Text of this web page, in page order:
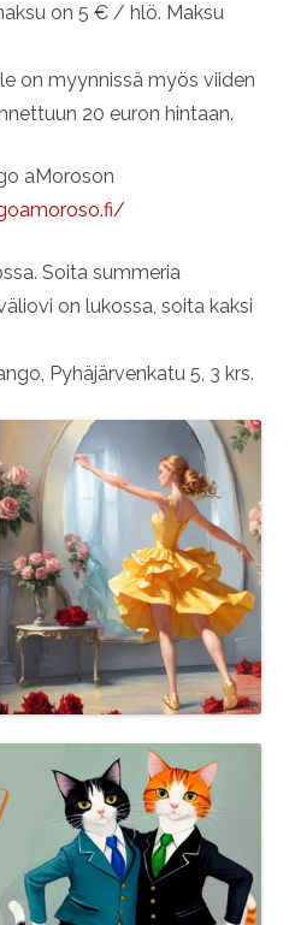
on 5 € / hlö. Maksu
on myynnissä myös viiden
20 euron hintaan.
aMoroson
Soita summeria
on lukossa, soita kaksi
Pyhäjärvenkatu 5, 3 krs.